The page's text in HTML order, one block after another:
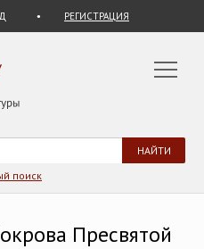
РЕГИСТРАЦИЯ
поиск
Пресвятой